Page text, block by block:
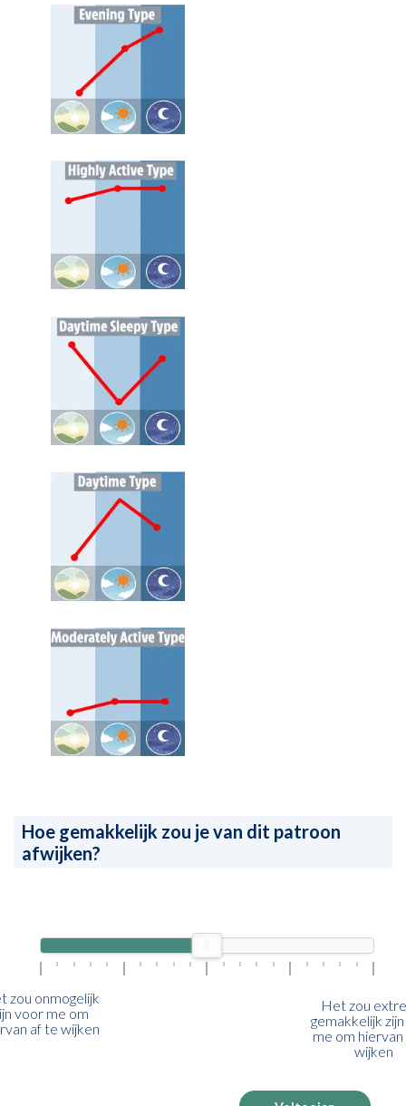
Hoe gemakkelijk zou je van dit patroon
afwijken?
zou onmogelijk
voor me om
af te wijken
Het zou
gemakkelijk
me om
wijken